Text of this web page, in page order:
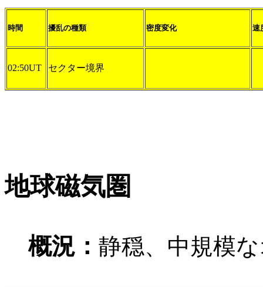
時間 擾乱の種類 密度変化 速
02:50UT セクター境界
地球磁気圏
概況： 静穏、中規模